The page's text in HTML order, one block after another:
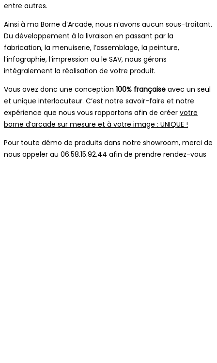
entre autres.
Ainsi à ma Borne d’Arcade, nous n’avons aucun sous-traitant.
Du développement à la livraison en passant par la
fabrication, la menuiserie, l’assemblage, la peinture,
l’infographie, l’impression ou le SAV, nous gérons
intégralement la réalisation de votre produit.
Vous avez donc une conception 100% française avec un seul
et unique interlocuteur. C’est notre savoir-faire et notre
expérience que nous vous rapportons afin de créer votre
borne d’arcade sur mesure et à votre image : UNIQUE !
Pour toute démo de produits dans notre showroom, merci de
nous appeler au 06.58.15.92.44 afin de prendre rendez-vous